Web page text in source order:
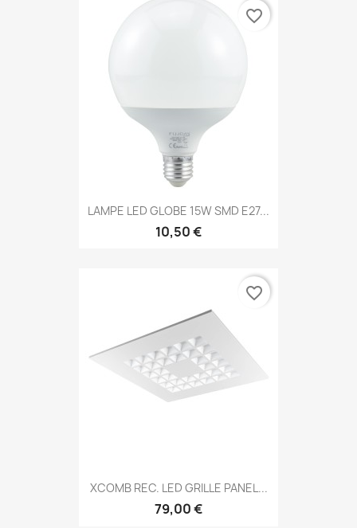
LAMPE LED GLOBE 15W SMD E27...
10,50 €
favorite_border
XCOMB REC. LED GRILLE PANEL...
79,00 €
favorite_border